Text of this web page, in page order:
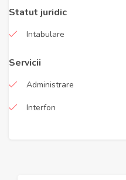
Statut juridic
Intabulare
Servicii
Administrare
Interfon